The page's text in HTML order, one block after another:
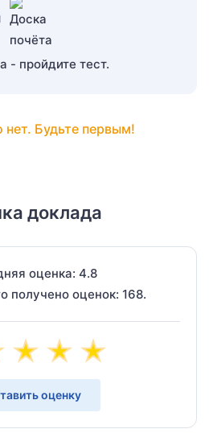
- пройдите тест.
нет. Будьте первым!
доклада
оценка: 4.8
получено оценок: 168.
оценку